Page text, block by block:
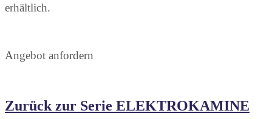
erhältlich.
Angebot anfordern
Zurück zur Serie ELEKTROKAMINE